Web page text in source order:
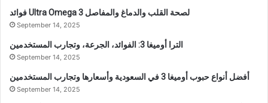
فوائد Ultra Omega 3 لصحة القلب والدماغ والمفاصل
September 14, 2025
الترا أوميغا 3: الفوائد، الجرعة، وتجارب المستخدمين
September 14, 2025
أفضل أنواع حبوب أوميغا 3 في السعودية وأسعارها وتجارب المستخدمين
September 14, 2025